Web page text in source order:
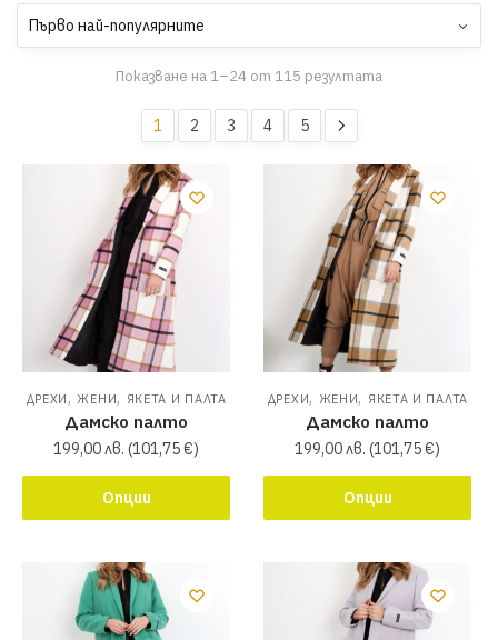
Показване на 1–24 от 115 резултата
1 2 3 4 5
ДРЕХИ , ЖЕНИ, ЯКЕТА И ПАЛТА
Дамско палто
199,00лв. (101,75€)
Опции
ДРЕХИ, ЖЕНИ, ЯКЕТА И ПАЛТА
Дамско палто
199,00лв. (101,75€)
Опции